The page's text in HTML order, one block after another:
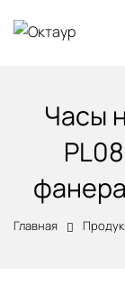
Часы
Главная